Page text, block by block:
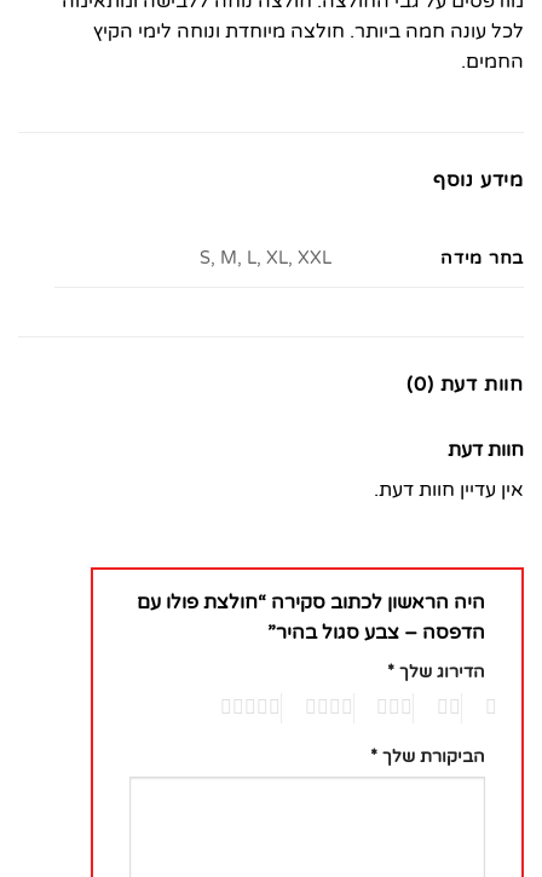
לכל עונה חמה ביותר. חולצה מיוחדת ונוחה לימי הקיץ
החמים.
מידע נוסף
בחר מידה S, M, L, XL, XXL
חוות דעת (0)
חוות דעת
אין עדיין חוות דעת.
היה הראשון לכתוב סקירה “חולצת פולו עם
הדפסה – צבע סגול בהיר”
הדירוג שלך *
הביקורת שלך *